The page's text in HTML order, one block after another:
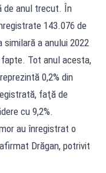
de anul trecut. În
143.076 de
a anului 2022
Tot anul acesta,
0,2% din
faţă de
cu 9,2%.
au înregistrat o
Drăgan, potrivit